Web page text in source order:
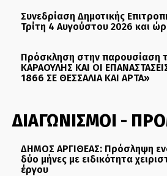
Συνεδρίαση Δημοτικής
Τρίτη 4 Αυγούστου 2026 και
Πρόσκληση στην παρουσίαση
ΚΑΡΑΟΥΛΗΣ ΚΑΙ ΟΙ
1866 ΣΕ ΘΕΣΣΑΛΙΑ ΚΑΙ ΑΡΤΑ»
ΔΙΑΓΩΝΙΣΜΟΙ -
ΔΗΜΟΣ ΑΡΓΙΘΕΑΣ: Πρόσληψη
δύο μήνες με ειδικότητα
έργου